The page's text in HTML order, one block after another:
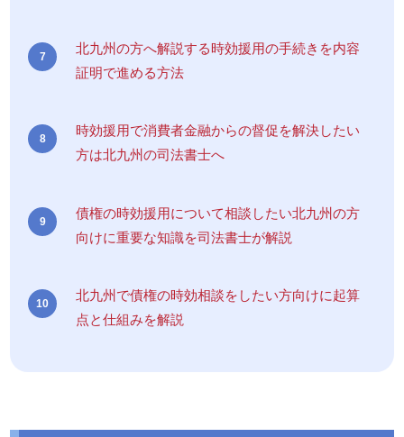
北九州の方へ解説する時効援用の手続きを内容
証明で進める方法
時効援用で消費者金融からの督促を解決したい
方は北九州の司法書士へ
債権の時効援用について相談したい北九州の方
向けに重要な知識を司法書士が解説
北九州で債権の時効相談をしたい方向けに起算
点と仕組みを解説